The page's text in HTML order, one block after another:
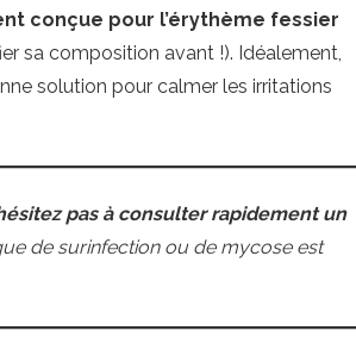
conçue pour l’érythème fessier
sa composition avant !). Idéalement,
solution pour calmer les irritations
pas à consulter rapidement un
de surinfection ou de mycose est